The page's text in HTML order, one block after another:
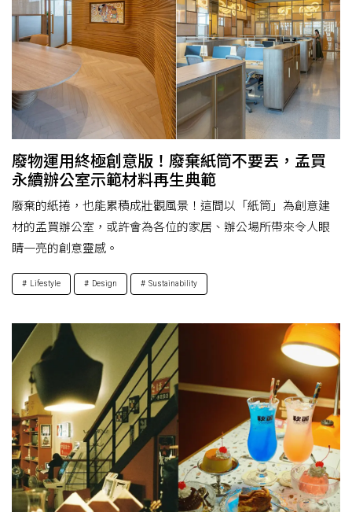
廢物運用終極創意版！廢棄紙筒不要丟，孟買
永續辦公室示範材料再生典範
廢棄的紙捲，也能累積成壯觀風景！這間以「紙筒」為創意建
材的孟買辦公室，或許會為各位的家居、辦公場所帶來令人眼
睛一亮的創意靈感。
Lifestyle Design Sustainability